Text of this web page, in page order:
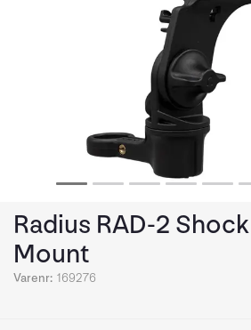
Radius RAD-2 Shock
Mount
Varenr: 169276